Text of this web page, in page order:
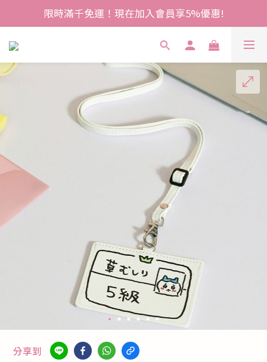
限時滿千免運！現在加入會員享5%優惠!
分享到